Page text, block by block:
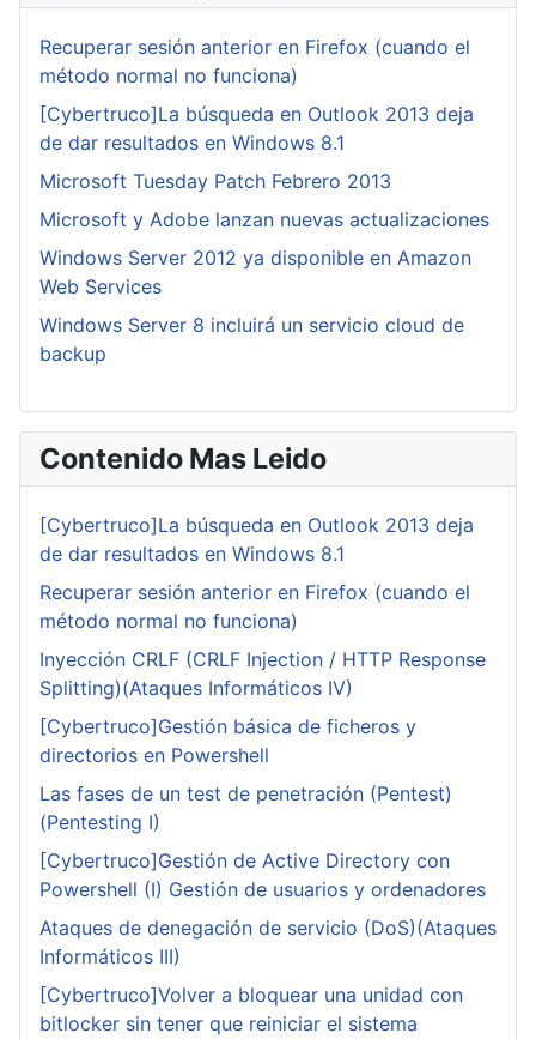
Recuperar sesión anterior en Firefox (cuando el
método normal no funciona)
[Cybertruco]La búsqueda en Outlook 2013 deja
de dar resultados en Windows 8.1
Microsoft Tuesday Patch Febrero 2013
Microsoft y Adobe lanzan nuevas actualizaciones
Windows Server 2012 ya disponible en Amazon
Web Services
Windows Server 8 incluirá un servicio cloud de
backup
Contenido Mas Leido
[Cybertruco]La búsqueda en Outlook 2013 deja
de dar resultados en Windows 8.1
Recuperar sesión anterior en Firefox (cuando el
método normal no funciona)
Inyección CRLF (CRLF Injection / HTTP Response
Splitting)(Ataques Informáticos IV)
[Cybertruco]Gestión básica de ficheros y
directorios en Powershell
Las fases de un test de penetración (Pentest)
(Pentesting I)
[Cybertruco]Gestión de Active Directory con
Powershell (I) Gestión de usuarios y ordenadores
Ataques de denegación de servicio (DoS)(Ataques
Informáticos III)
[Cybertruco]Volver a bloquear una unidad con
bitlocker sin tener que reiniciar el sistema